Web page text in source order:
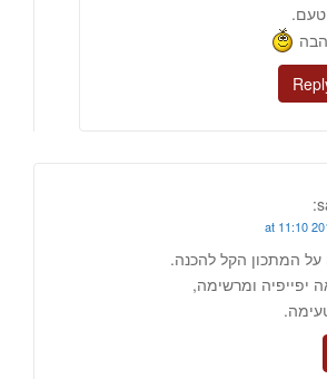
המתכון הקל להכנה.
יפייפיה ומרשימה,